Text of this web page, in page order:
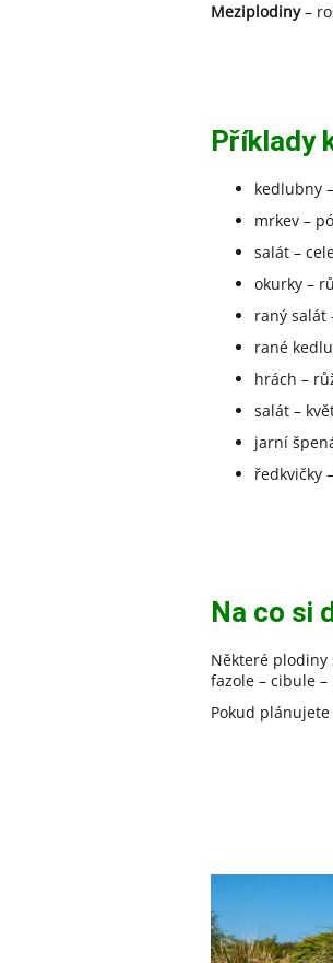
Meziplodiny–
Příklady
kedlubny
mrkev –
salát –
okurky –
raný salát
rané
hrách –
salát –
jarní
ředkvičky
Na co si
Některé plodiny
fazole – cibule
Pokud